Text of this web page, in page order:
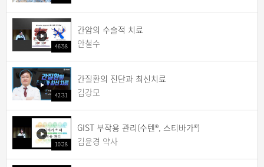
46:58
간암의 수술적 치료
안철수
42:31
간질환의 진단과 최신치료
김강모
10:28
GIST 부작용 관리(수텐®, 스티바가®)
김윤경 약사